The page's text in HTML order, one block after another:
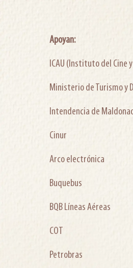
Apoyan:
ICAU (Instituto del Cine
Ministerio de Turismo y
Intendencia de
Cinur
Arco electrónica
Buquebus
BQB Líneas Aéreas
COT
Petrobras